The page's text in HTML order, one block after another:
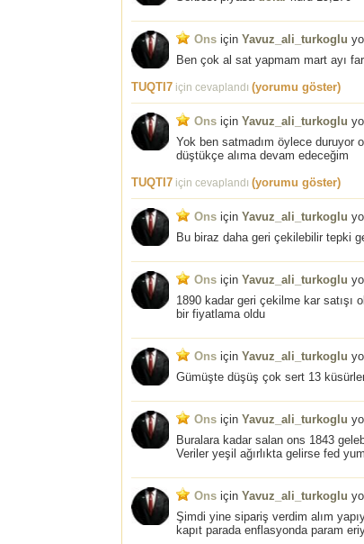
Ons için Yavuz_ali_turkoglu
Ben çok al sat yapmam mart ayı
TUQTI7 için cevaplandı (yorumu göster)
Ons için Yavuz_ali_turkoglu
Yok ben satmadım öylece duruyor
düştükçe alıma devam edeceğim
TUQTI7 için cevaplandı (yorumu göster)
Ons için Yavuz_ali_turkoglu
Bu biraz daha geri çekilebilir tepki
Ons için Yavuz_ali_turkoglu
1890 kadar geri çekilme kar satışı
bir fiyatlama oldu
Ons için Yavuz_ali_turkoglu
Gümüşte düşüş çok sert 13
Ons için Yavuz_ali_turkoglu
Buralara kadar salan ons 1843
Veriler yeşil ağırlıkta gelirse fed
Ons için Yavuz_ali_turkoglu
Şimdi yine sipariş verdim alım
kapıt parada enflasyonda param